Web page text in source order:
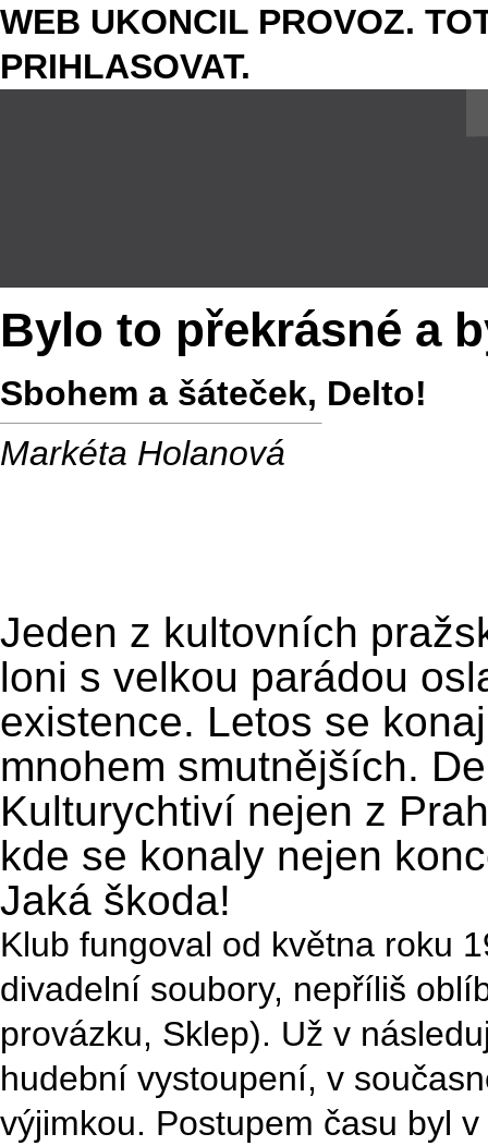
WEB UKONCIL PROVOZ.
PRIHLASOVAT.
Bylo to překrásné a
Sbohem a šáteček, Delto!
Markéta Holanová
Jeden z kultovních
loni s velkou parádou
existence. Letos se
mnohem smutnějších.
Kulturychtiví nejen z
kde se konaly nejen
Jaká škoda!
Klub fungoval od května roku
divadelní soubory, nepříliš
provázku, Sklep). Už v
hudební vystoupení, v
výjimkou. Postupem času byl